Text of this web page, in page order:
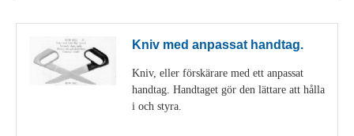
Kniv med anpassat handtag.
Kniv, eller förskärare med ett anpassat
handtag. Handtaget gör den lättare att hålla
i och styra.